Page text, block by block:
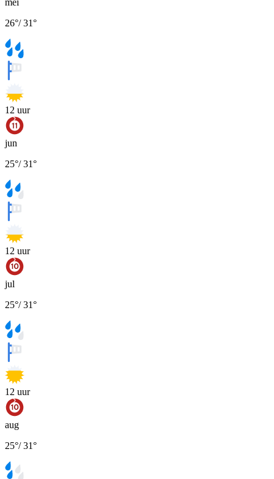
mei
26°/31°
12 uur
jun
25°/31°
12 uur
jul
25°/31°
12 uur
aug
25°/31°